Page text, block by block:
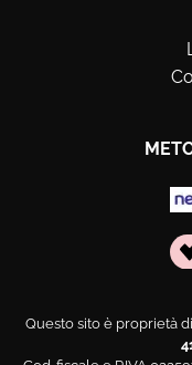
Questo sito è proprietà